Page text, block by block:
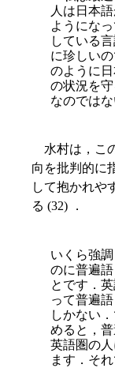
人は日本
ようにな
している
に珍しい
のように
の状況を
なのでは
水村は，こ
向を批判的に
して抱かれや
る (32) ．
いくら強
のに普遍
とです．
って普遍
しかない
めると，
英語圏の
ます．そ